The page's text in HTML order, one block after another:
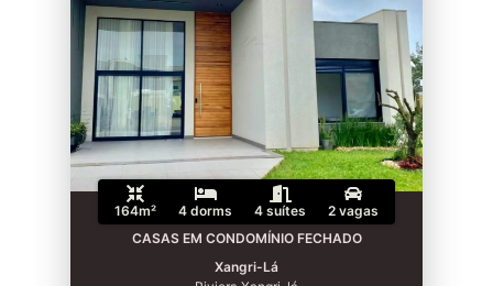
164m² 4 dorms 4 suítes
2 vagas
CASAS EM CONDOMÍNIO FECHADO
Xangri-Lá